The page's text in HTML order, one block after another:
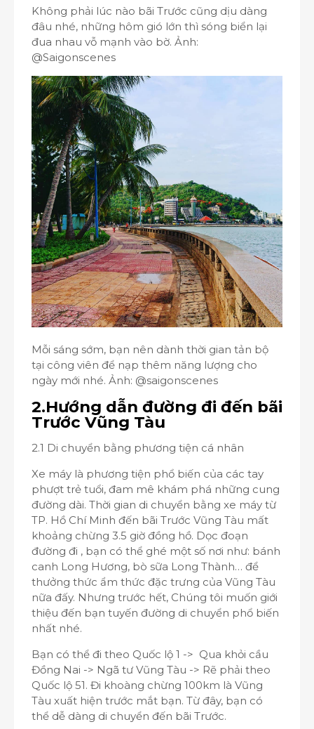
Không phải lúc nào bãi Trước cũng dịu dàng
đâu nhé, những hôm gió lớn thì sóng biển lại
đua nhau vỗ mạnh vào bờ. Ảnh:
@Saigonscenes
Mỗi sáng sớm, bạn nên dành thời gian tản bộ
tại công viên để nạp thêm năng lượng cho
ngày mới nhé. Ảnh: @saigonscenes
2.Hướng dẫn đường đi đến bãi
Trước Vũng Tàu
2.1 Di chuyển bằng phương tiện cá nhân
Xe máy là phương tiện phổ biến của các tay
phượt trẻ tuổi, đam mê khám phá những cung
đường dài. Thời gian di chuyển bằng xe máy từ
TP. Hồ Chí Minh đến bãi Trước Vũng Tàu mất
khoảng chừng 3.5 giờ đồng hồ. Dọc đoạn
đường đi , bạn có thể ghé một số nơi như: bánh
canh Long Hương, bò sữa Long Thành… để
thưởng thức ẩm thức đặc trưng của Vũng Tàu
nữa đấy. Nhưng trước hết, Chúng tôi muốn giới
thiệu đến bạn tuyến đường di chuyển phổ biến
nhất nhé.
Bạn có thể đi theo Quốc lộ 1 -> Qua khỏi cầu
Đồng Nai -> Ngã tư Vũng Tàu -> Rẽ phải theo
Quốc lộ 51. Đi khoàng chừng 100km là Vũng
Tàu xuất hiện trước mắt bạn. Từ đây, bạn có
thể dễ dàng di chuyển đến bãi Trước.